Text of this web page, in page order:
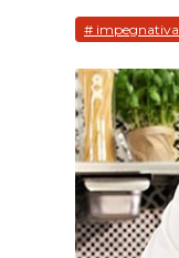
# impegnativa